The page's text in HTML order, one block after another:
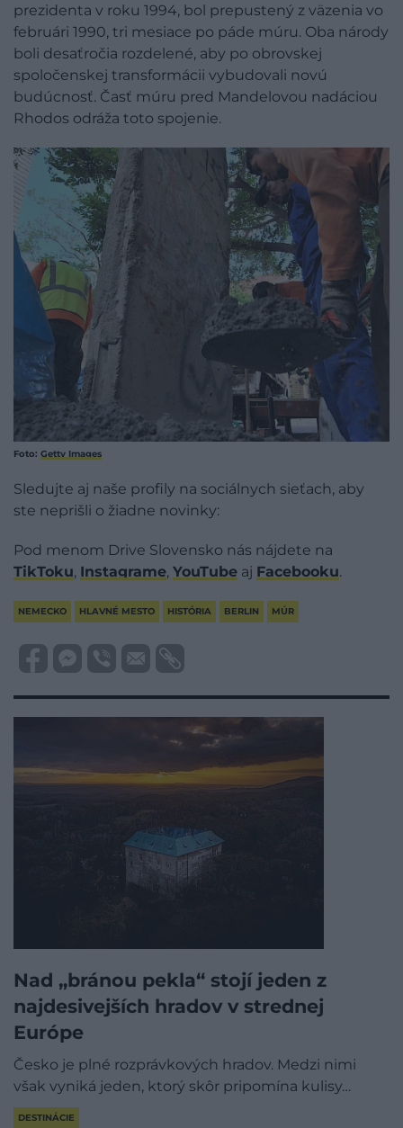
prezidenta v roku 1994, bol prepustený z väzenia vo
februári 1990, tri mesiace po páde múru. Oba národy
boli desaťročia rozdelené, aby po obrovskej
spoločenskej transformácii vybudovali novú
budúcnosť. Časť múru pred Mandelovou nadáciou
Rhodos odráža toto spojenie.
Foto: Getty Images
Sledujte aj naše profily na sociálnych sieťach, aby
ste neprišli o žiadne novinky:
Pod menom Drive Slovensko nás nájdete na
TikToku, Instagrame, YouTube aj Facebooku.
NEMECKO HLAVNÉ MESTO HISTÓRIA BERLIN MÚR
Nad „bránou pekla“ stojí jeden z
najdesivejších hradov v strednej
Európe
Česko je plné rozprávkových hradov. Medzi nimi
však vyniká jeden, ktorý skôr pripomína kulisy…
DESTINÁCIE